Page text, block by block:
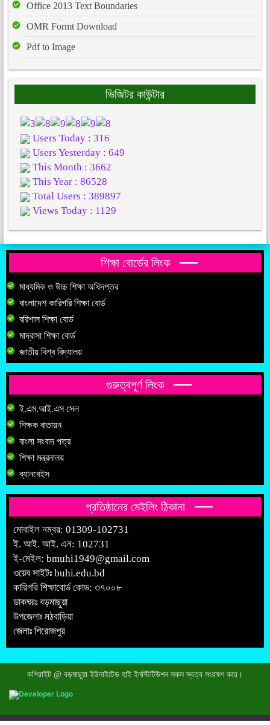
Office 2013 Text Boundaries
OMR Formt Download
Pdf to Image
ভিজিটর কাউন্টার
Users Today : 316
Users Yesterday : 649
This Month : 3662
This Year : 86528
Total Users : 389897
Views Today : 1129
শিক্ষা বোর্ডের লিংক
মাধ্যমিক ও উচ্চ শিক্ষা অধিদপ্তর
বাংলাদেশ কারিগরি শিক্ষা বোর্ড
বরিশাল শিক্ষা বোর্ড
মাদ্রাসা শিক্ষা বোর্ড
জাতীয় বিশ্ব বিদ্যালয়
গুরুত্বপূর্ণ লিংক
ই.এম.আই.এস সেল
শিক্ষক বাতায়ন
বাংলা সংবাদ পত্র
শিক্ষা মন্ত্রনালয়
ব্যানবেইস
প্রতিষ্ঠানের মেইলিং ঠিকানা
মোবাইল নম্বর: 01309-102731
ই. আই. আই. এন: 102731
ই-মেইল: bmuhi1949@gmail.com
ওয়েব সাইটঃ buhi.edu.bd
কারিগরি শিক্ষাবোর্ড কোড: ৩৭০০৮
ডাকঘরঃ বড়মাছুয়া
উপজেলাঃ মঠবাড়িয়া
জেলাঃ পিরোজপুর
কপিরাইট @ বড়মাছুয়া ইউনাইটেড হাই ইনস্টিটিউশন সকল স্বত্ব সংরক্ষণ করে।